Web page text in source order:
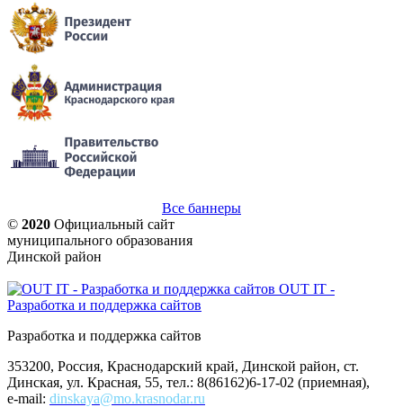
Все баннеры
© 2020 Официальный сайт
муниципального образования
Динской район
OUT IT -
Разработка и поддержка сайтов
Разработка и поддержка сайтов
353200, Россия, Краснодарский край, Динской район, ст.
Динская, ул. Красная, 55, тел.: 8(86162)6-17-02 (приемная),
e-mail: dinskaya@mo.krasnodar.ru